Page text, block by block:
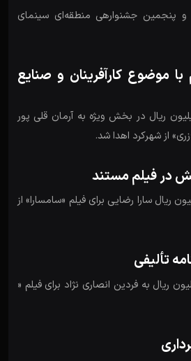
پنجمین جشنواره­ی منطقه‌ای سینمای
موضوع کارآفرینان و صنایع
افتخار و مبلغ 100 میلیون ریال در بخش ویژه به آرمان قلی­ پور
از شهرکرد اهدا شد.
در فیلم مستند
و مبلغ 100 میلیون ریال سارا رضایی برای فیلم «سامسارا» از
تألیفی
و مبلغ 100 میلیون ریال به فردین انصاری ­نژاد برای فیلم «